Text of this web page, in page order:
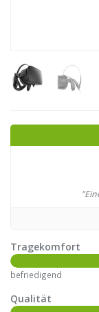
Tragekomfort
befriedigend
Qualität